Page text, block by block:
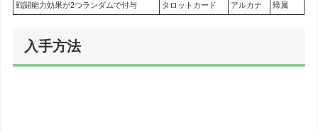
戦闘能力効果が2つランダムで付与 タロットカード アルカナ 帰属
入手方法